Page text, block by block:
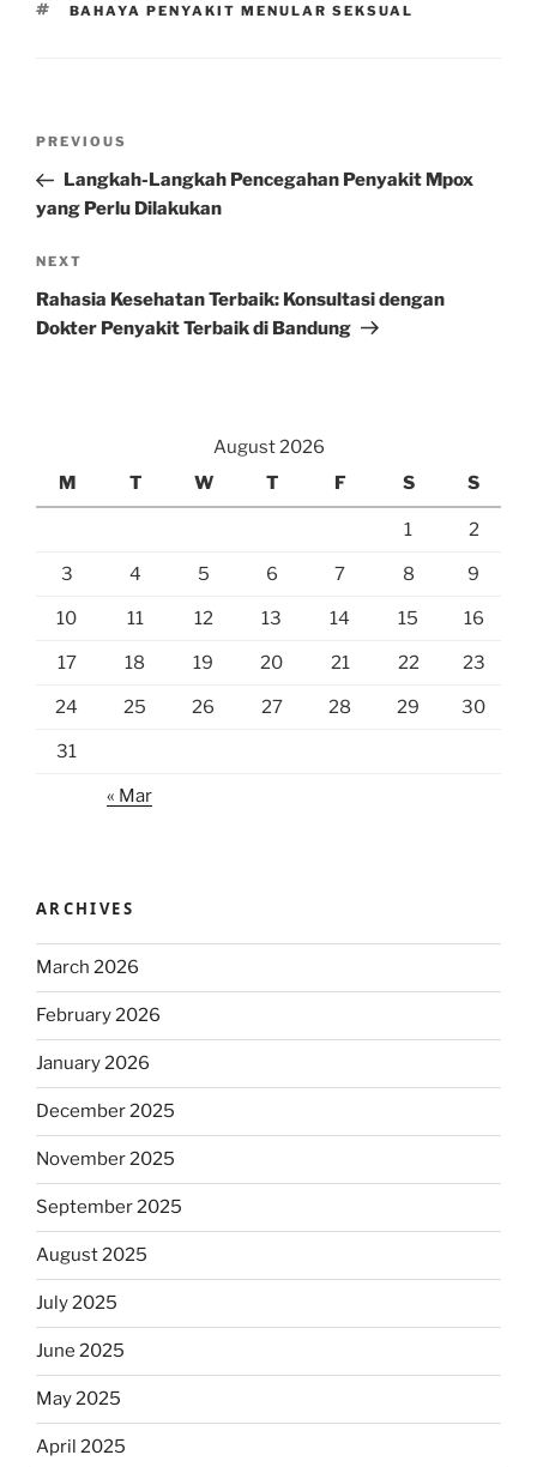
TAGS
BAHAYA PENYAKIT MENULAR SEKSUAL
Previous
Post
PREVIOUS
Langkah-Langkah Pencegahan Penyakit Mpox
yang Perlu Dilakukan
Next
Post
NEXT
Rahasia Kesehatan Terbaik: Konsultasi dengan
Dokter Penyakit Terbaik di Bandung
August 2026
M
T W T F S S
1 2
3 4 5 6 7 8 9
10 11 12 13 14 15 16
17 18 19 20 21 22 23
24 25 26 27 28 29 30
31
« Mar
ARCHIVES
March 2026
February 2026
January 2026
December 2025
November 2025
September 2025
August 2025
July 2025
June 2025
May 2025
April 2025